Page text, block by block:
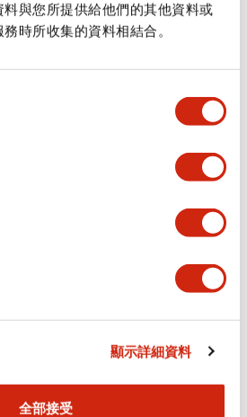
與您所提供給他們的其他資料或
時所收集的資料相結合。
顯示詳細資料
全部接受